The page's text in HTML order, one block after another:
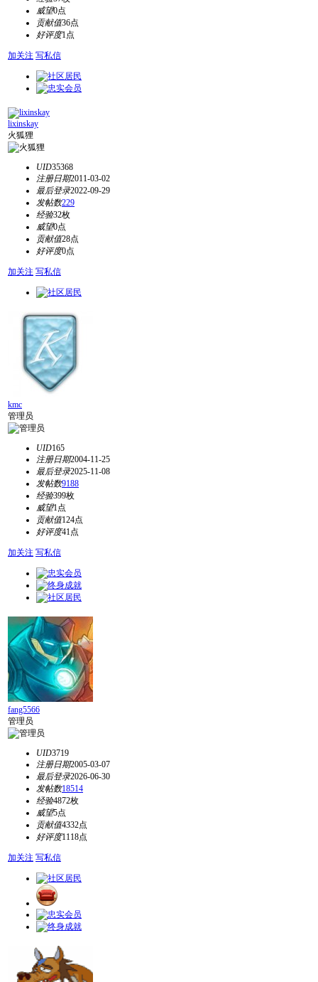
威望0点
贡献值36点
好评度1点
加关注 写私信
lixinskay
火狐狸
UID35368
注册日期2011-03-02
最后登录2022-09-29
发帖数229
经验32枚
威望0点
贡献值28点
好评度0点
加关注 写私信
kmc
管理员
UID165
注册日期2004-11-25
最后登录2025-11-08
发帖数9188
经验399枚
威望1点
贡献值124点
好评度41点
加关注 写私信
fang5566
管理员
UID3719
注册日期2005-03-07
最后登录2026-06-30
发帖数18514
经验4872枚
威望5点
贡献值4332点
好评度1118点
加关注 写私信